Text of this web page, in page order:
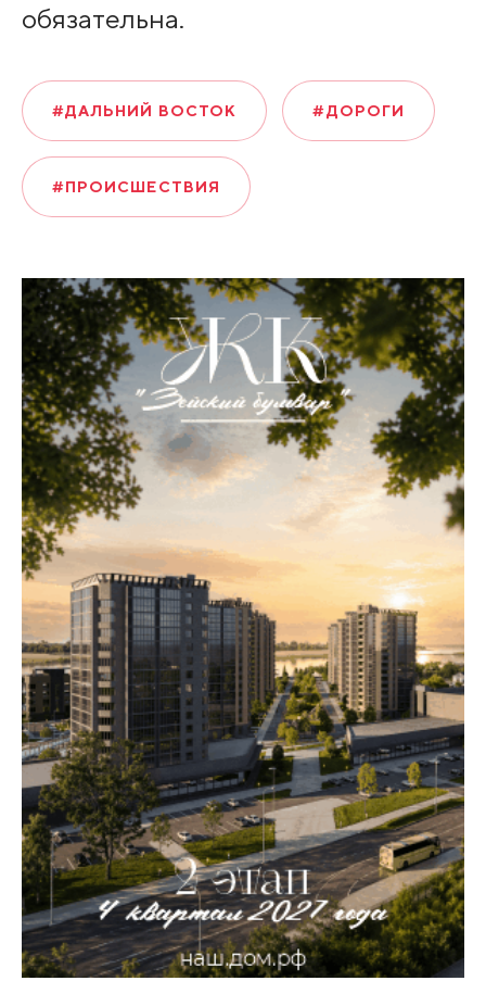
обязательна.
#ДАЛЬНИЙ ВОСТОК #ДОРОГИ
#ПРОИСШЕСТВИЯ